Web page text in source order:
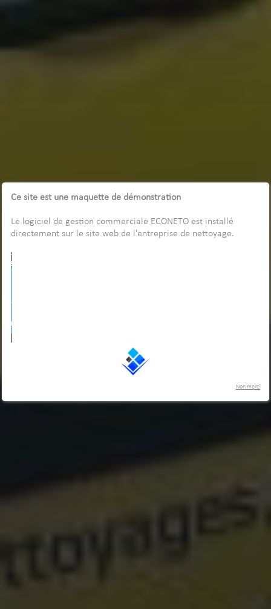
Ce site est une maquette de démonstration
Le logiciel de gestion commerciale ECONETO est installé
directement sur le site web de l'entreprise de nettoyage.
Non merci